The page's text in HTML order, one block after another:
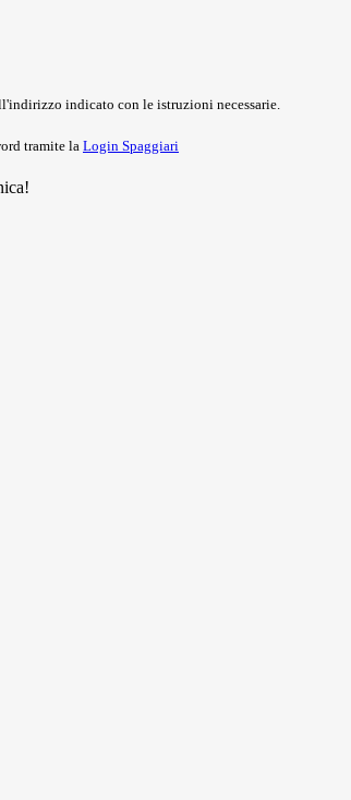
indicato con le istruzioni necessarie.
tramite la Login Spaggiari